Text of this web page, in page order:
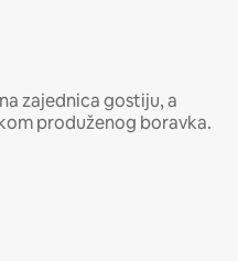
zajednica gostiju, a
produženog boravka.